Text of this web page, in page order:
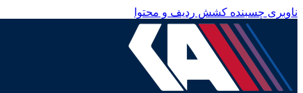
ناوبری چسبنده کشش ردیف و محتوا